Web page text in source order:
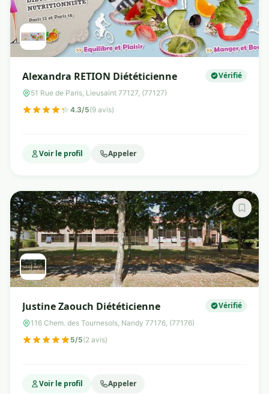
Alexandra RETION Diététicienne Vérifié
51 Rue de Paris, Lieusaint 77127, (77127)
4.3/5(9 avis)
Voir le profil Appeler
Justine Zaouch Diététicienne Vérifié
116 Chem. des Tournesols, Nandy 77176, (77176)
5/5(2 avis)
Voir le profil Appeler